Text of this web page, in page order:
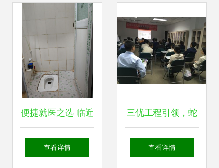
口人民医院配套概
便捷就医之选 临近
蛇口人民医院，华
查看详情
三优工程引领，蛇
口人民医院开展儿
查看详情